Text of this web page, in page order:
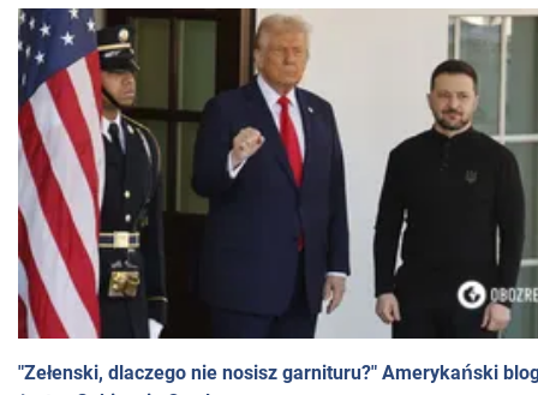
"Zełenski, dlaczego nie nosisz garnituru?" Amerykański